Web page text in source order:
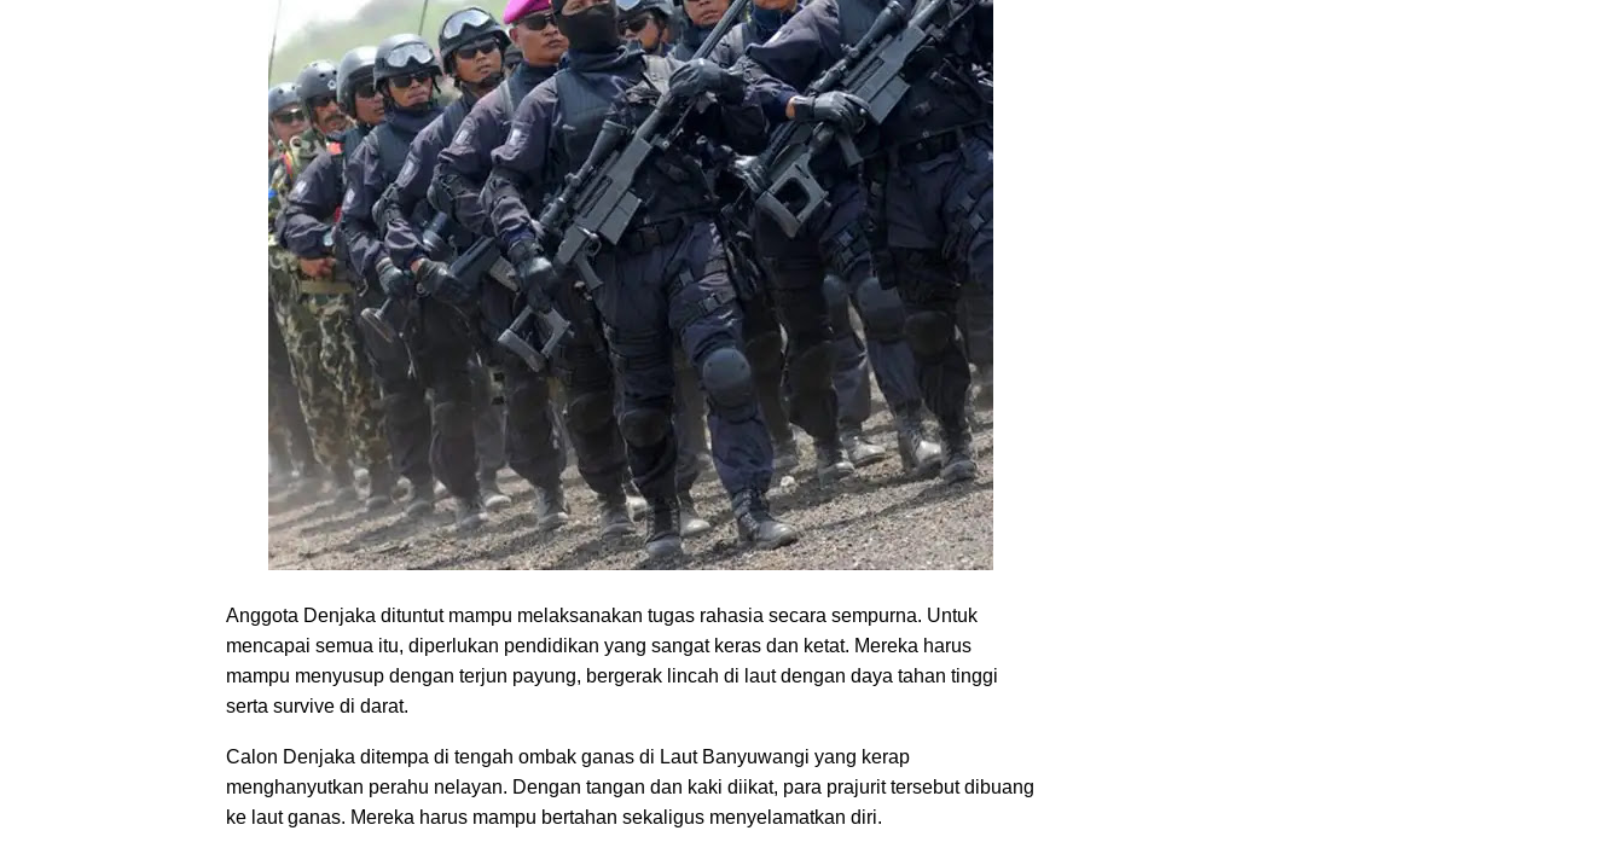
Anggota Denjaka dituntut mampu melaksanakan tugas rahasia secara sempurna. Untuk
mencapai semua itu, diperlukan pendidikan yang sangat keras dan ketat. Mereka harus
mampu menyusup dengan terjun payung, bergerak lincah di laut dengan daya tahan tinggi
serta survive di darat.
Calon Denjaka ditempa di tengah ombak ganas di Laut Banyuwangi yang kerap
menghanyutkan perahu nelayan. Dengan tangan dan kaki diikat, para prajurit tersebut dibuang
ke laut ganas. Mereka harus mampu bertahan sekaligus menyelamatkan diri.